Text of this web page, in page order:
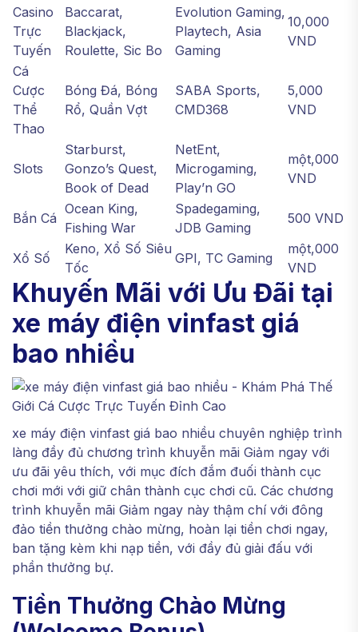
Casino
Trực
Tuyến
Baccarat,
Blackjack,
Roulette, Sic Bo
Evolution Gaming,
Playtech, Asia
Gaming
10,000
VND
Cá
Cược
Thể
Thao
Bóng Đá, Bóng
Rổ, Quần Vợt
SABA Sports,
CMD368
5,000
VND
Slots
Starburst,
Gonzo’s Quest,
Book of Dead
NetEnt,
Microgaming,
Play’n GO
một,000
VND
Bắn Cá
Ocean King,
Fishing War
Spadegaming,
JDB Gaming
500 VND
Xổ Số
Keno, Xổ Số Siêu
Tốc
GPI, TC Gaming
một,000
VND
Khuyến Mãi với Ưu Đãi tại
xe máy điện vinfast giá
bao nhiều
xe máy điện vinfast giá bao nhiều chuyên nghiệp trình
làng đầy đủ chương trình khuyễn mãi Giảm ngay với
ưu đãi yêu thích, với mục đích đắm đuối thành cục
chơi mới với giữ chân thành cục chơi cũ. Các chương
trình khuyễn mãi Giảm ngay này thậm chí với đông
đảo tiền thưởng chào mừng, hoàn lại tiền chơi ngay,
ban tặng kèm khi nạp tiền, với đầy đủ giải đấu với
phần thưởng bự.
Tiền Thưởng Chào Mừng